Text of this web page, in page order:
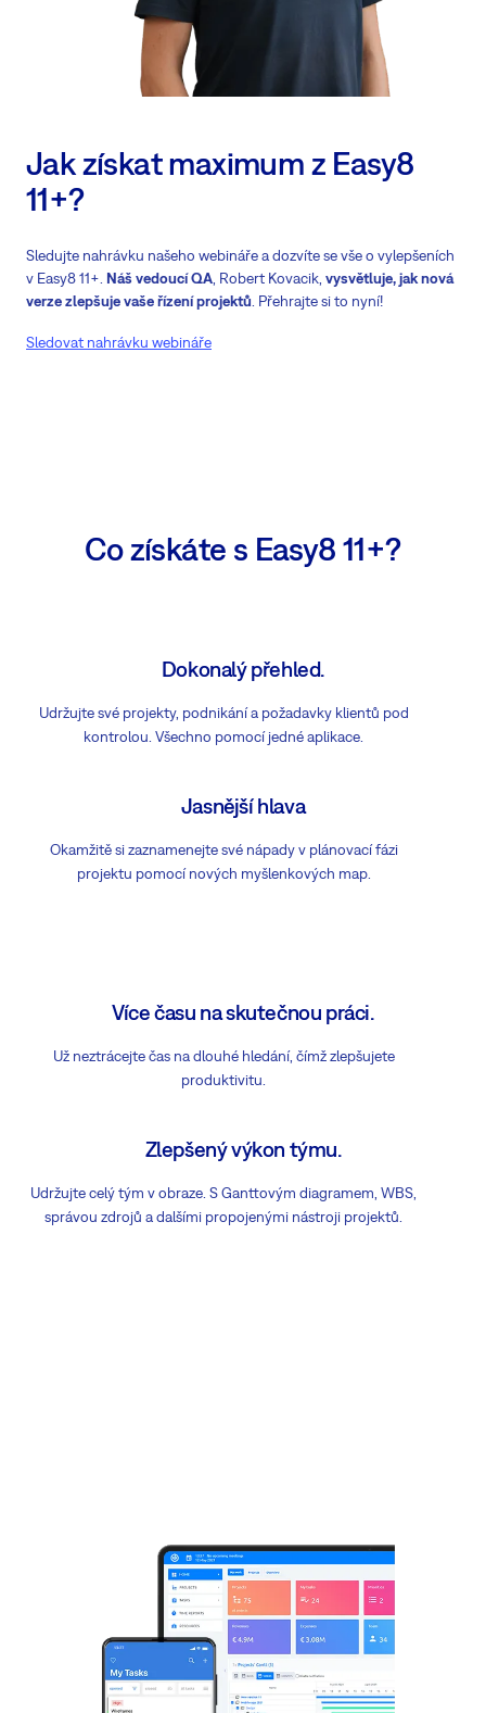
Jak získat maximum z Easy8
11+?
Sledujte nahrávku našeho webináře a dozvíte se vše o vylepšeních
v Easy8 11+. Náš vedoucí QA , Robert Kovacik, vysvětluje, jak nová
verze zlepšuje vaše řízení projektů . Přehrajte si to nyní!
Sledovat nahrávku webináře
Co získáte s Easy8 11+?
Dokonalý přehled.
Udržujte své projekty, podnikání a požadavky klientů pod
kontrolou. Všechno pomocí jedné aplikace.
Jasnější hlava
Okamžitě si zaznamenejte své nápady v plánovací fázi
projektu pomocí nových myšlenkových map.
Více času na skutečnou práci.
Už neztrácejte čas na dlouhé hledání, čímž zlepšujete
produktivitu.
Zlepšený výkon týmu.
Udržujte celý tým v obraze. S Ganttovým diagramem, WBS,
správou zdrojů a dalšími propojenými nástroji projektů.